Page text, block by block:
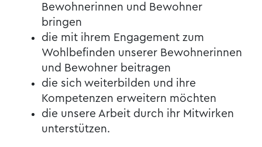
Bewohnerinnen und Bewohner
bringen
die mit ihrem Engagement zum
Wohlbefinden unserer Bewohnerinnen
und Bewohner beitragen
die sich weiterbilden und ihre
Kompetenzen erweitern möchten
die unsere Arbeit durch ihr Mitwirken
unterstützen.